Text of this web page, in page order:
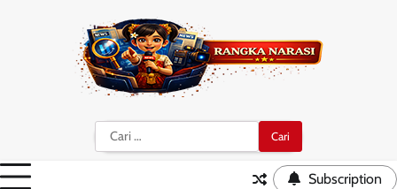
Cari
untuk:
Subscription